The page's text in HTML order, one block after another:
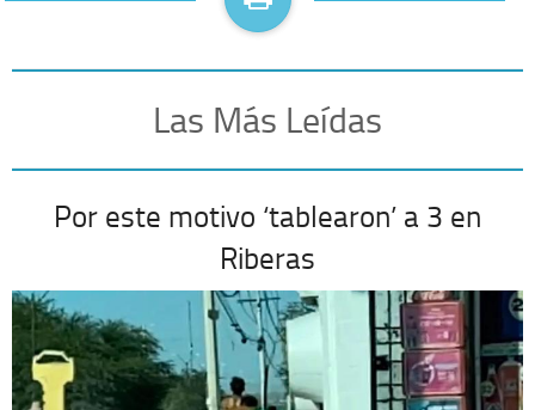
Las Más Leídas
Por este motivo ‘tablearon’ a 3 en
Riberas